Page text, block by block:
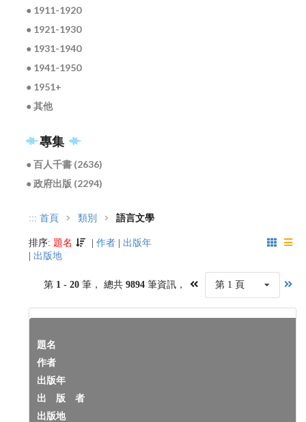
● 1911-1920
● 1921-1930
● 1931-1940
● 1941-1950
● 1951+
● 其他
專集
● 百人千書 (2636)
● 政府出版 (2294)
::: 首頁 類別 語言文學
排序: 題名 |作者
出版年
出版地
第 1 - 20 筆， 總共 9894筆資訊， 第 1 頁
題名
作者
出版年
出 版 者
出版地